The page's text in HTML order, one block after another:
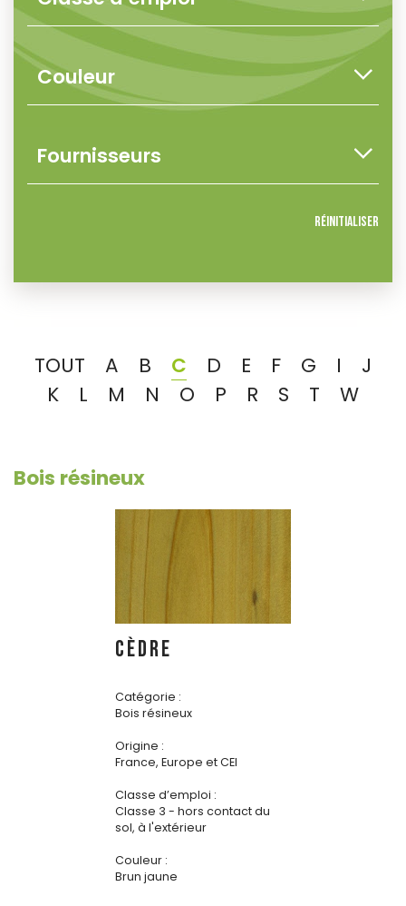
Réinitialiser
TOUT A B C D E F G I
J
K
L M N O P R S T W
Bois résineux
CÈDRE
Catégorie :
Bois résineux
Origine :
France, Europe et CEI
Classe d’emploi :
Classe 3 - hors contact du
sol, à l'extérieur
Couleur :
Brun jaune